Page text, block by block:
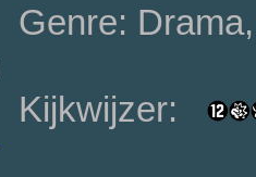
Genre:
Kijkwijzer: